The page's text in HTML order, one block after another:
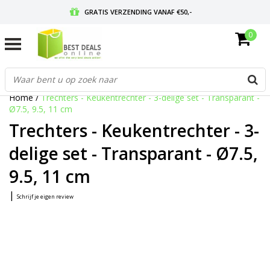
GRATIS VERZENDING VANAF €50,-
GRATIS RETOURNEREN EN 30 DAGEN BEDENKTIJD
0
Home/Trechters - Keukentrechter - 3-delige set - Transparant -
Ø7.5, 9.5, 11 cm
Trechters - Keukentrechter - 3-
delige set - Transparant - Ø7.5,
9.5, 11 cm
| Schrijf je eigen review